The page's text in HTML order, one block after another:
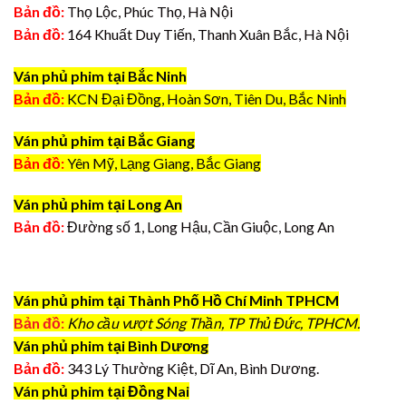
Bản đồ: Thọ Lộc, Phúc Thọ, Hà Nội
Bản đồ: 164 Khuất Duy Tiến, Thanh Xuân Bắc, Hà Nội
Ván phủ phim tại Bắc Ninh
Bản đồ: KCN Đại Đồng, Hoàn Sơn, Tiên Du, Bắc Ninh
Ván phủ phim tại Bắc Giang
Bản đồ:Yên Mỹ, Lạng Giang, Bắc Giang
Ván phủ phim tại Long An
Bản đồ:Đường số 1, Long Hậu, Cần Giuộc, Long An
Ván phủ phim tại Thành Phố Hồ Chí Minh TPHCM
Bản đồ: Kho cầu vượt Sóng Thần, TP Thủ Đức, TPHCM.
Ván phủ phim tại Bình Dương
Bản đồ: 343 Lý Thường Kiệt, Dĩ An, Bình Dương.
Ván phủ phim tại Đồng Nai